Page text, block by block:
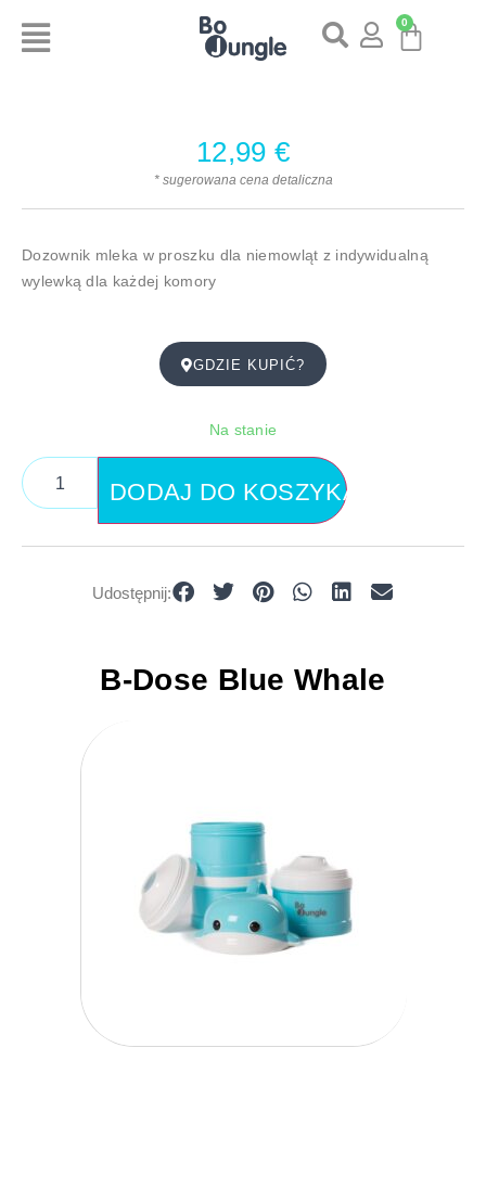
0
B-Dose Blue Whale
12,99 €
* sugerowana cena detaliczna
Dozownik mleka w proszku dla niemowląt z indywidualną
wylewką dla każdej komory
GDZIE KUPIĆ?
Na stanie
DODAJ DO KOSZYKA
Udostępnij: